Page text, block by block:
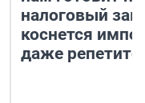
налоговый
коснется
даже